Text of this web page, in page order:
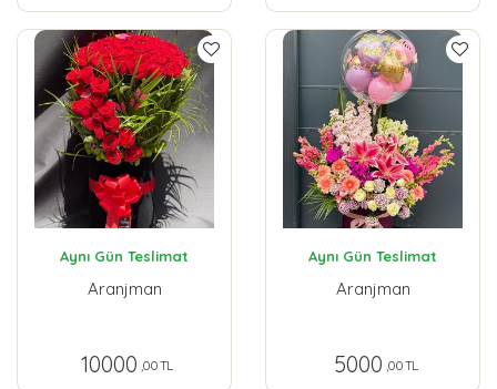
Aynı Gün Teslimat
Aranjman
10000 ,00 TL
Aynı Gün Teslimat
Aranjman
5000 ,00 TL